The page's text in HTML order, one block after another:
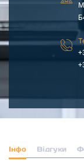
Інфо Відгуки